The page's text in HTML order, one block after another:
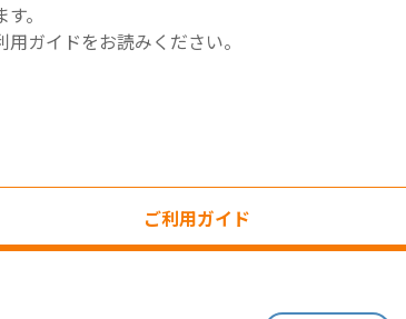
。
ガイドをお読みください。
ご利用ガイド